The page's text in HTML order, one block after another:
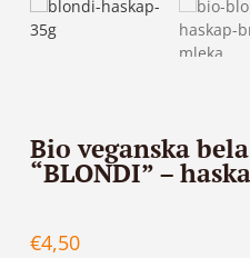
Bio veganska
“BLONDI” –
€4,50